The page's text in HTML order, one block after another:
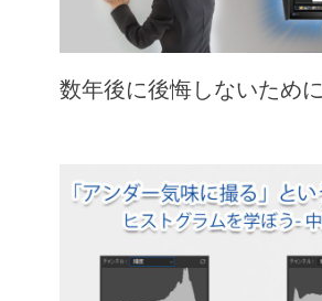
数年後に後悔しないために